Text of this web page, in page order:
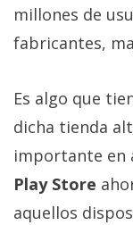
millones de
fabricantes,
Es algo que
dicha tienda
importante en
Play Store
aquellos